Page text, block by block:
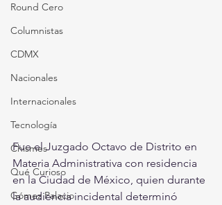
Round Cero
Columnistas
CDMX
Nacionales
Internacionales
Tecnología
Chismes
Qué Curioso
Gómez Palacio
Fue el Juzgado Octavo de Distrito en
Materia Administrativa con residencia
en la Ciudad de México, quien durante
la audiencia incidental determinó